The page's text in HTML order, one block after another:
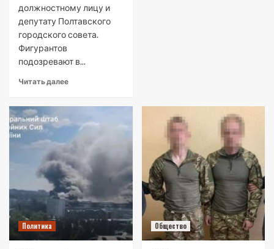
должностному лицу и
депутату Полтавского
городского совета.
Фигурантов
подозревают в...
Читать далее
Политика Общество